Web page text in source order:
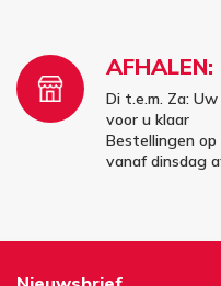
AFHALEN:
Di t.e.m. Za:
voor u klaar
Bestellingen op
vanaf dinsdag